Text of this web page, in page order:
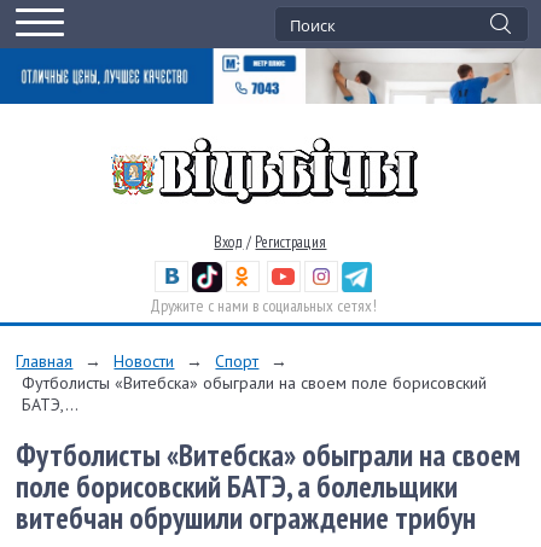
Вход / Регистрация
Дружите с нами в социальных сетях!
Главная → Новости → Спорт
→
Футболисты «Витебска» обыграли на своем поле борисовский
БАТЭ,...
Футболисты «Витебска» обыграли на своем
поле борисовский БАТЭ, а болельщики
витебчан обрушили ограждение трибун